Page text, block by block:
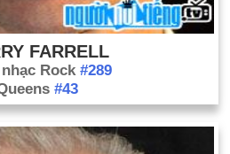
FARRELL
Rock #289
#43